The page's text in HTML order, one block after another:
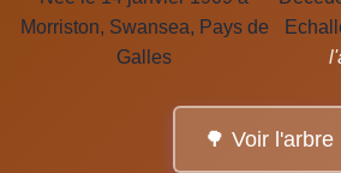
Morriston, Swansea, Pays de
Galles
🌳 Voir l'arbre